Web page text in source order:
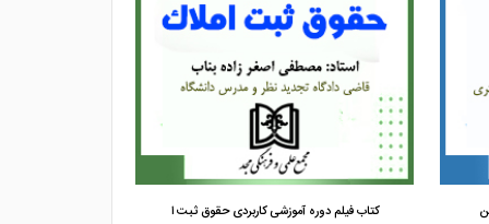
مشاهده و خرید
کتاب فیلم دوره آموزشی کاربردی حقوق ثبت ا